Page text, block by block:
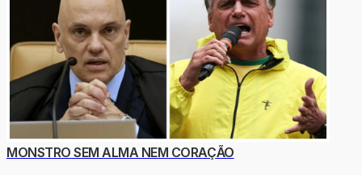
MONSTRO SEM ALMA NEM CORAÇÃO